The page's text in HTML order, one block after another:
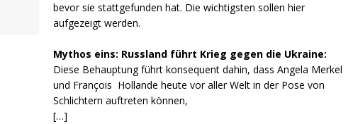
bevor sie stattgefunden hat. Die wichtigsten sollen hier
aufgezeigt werden.
Mythos eins: Russland führt Krieg gegen die Ukraine:
Diese Behauptung führt konsequent dahin, dass Angela Merkel
und François Hollande heute vor aller Welt in der Pose von
Schlichtern auftreten können,
[…]